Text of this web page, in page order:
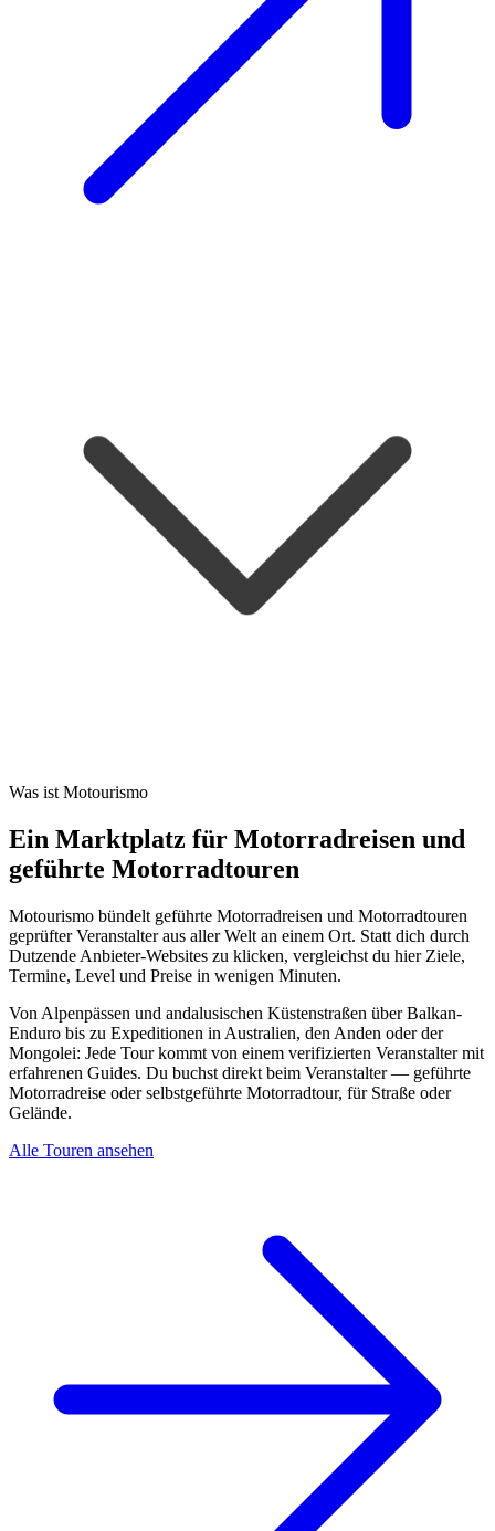
Was ist Motourismo
Ein Marktplatz für Motorradreisen und
geführte Motorradtouren
Motourismo bündelt geführte Motorradreisen und Motorradtouren
geprüfter Veranstalter aus aller Welt an einem Ort. Statt dich durch
Dutzende Anbieter-Websites zu klicken, vergleichst du hier Ziele,
Termine, Level und Preise in wenigen Minuten.
Von Alpenpässen und andalusischen Küstenstraßen über Balkan-
Enduro bis zu Expeditionen in Australien, den Anden oder der
Mongolei: Jede Tour kommt von einem verifizierten Veranstalter mit
erfahrenen Guides. Du buchst direkt beim Veranstalter — geführte
Motorradreise oder selbstgeführte Motorradtour, für Straße oder
Gelände.
Alle Touren ansehen